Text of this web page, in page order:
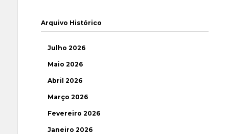
Arquivo Histórico
Julho 2026
Maio 2026
Abril 2026
Março 2026
Fevereiro 2026
Janeiro 2026